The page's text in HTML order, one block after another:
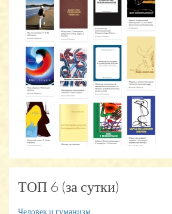
ТОП 6 (за сутки)
Человек и гуманизм